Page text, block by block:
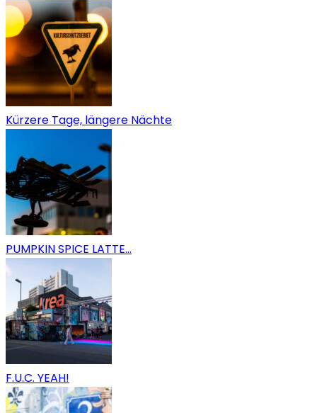
Kürzere Tage, längere Nächte
PUMPKIN SPICE LATTE…
F.U.C. YEAH!